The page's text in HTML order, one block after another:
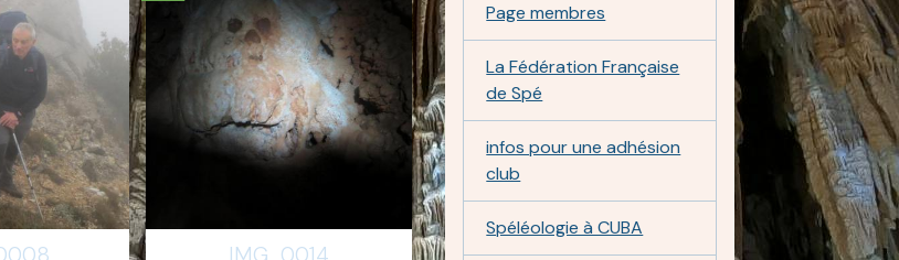
Page membres
La Fédération Française
de Spé
infos pour une adhésion
club
Spéléologie à CUBA